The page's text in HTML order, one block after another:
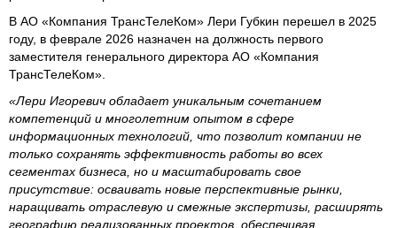
В АО «Компания ТрансТелеКом» Лери Губкин перешел в 2025
году, в феврале 2026 назначен на должность первого
заместителя генерального директора АО «Компания
ТрансТелеКом».
«Лери Игоревич обладает уникальным сочетанием
компетенций и многолетним опытом в сфере
информационных технологий, что позволит компании не
только сохранять эффективность работы во всех
сегментах бизнеса, но и масштабировать свое
присутствие: осваивать новые перспективные рынки,
наращивать отраслевую и смежные экспертизы, расширять
географию реализованных проектов, обеспечивая